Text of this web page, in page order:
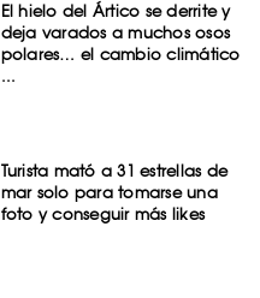
El hielo del Ártico se derrite y
deja varados a muchos osos
polares… el cambio climático
...
Turista mató a 31 estrellas de
mar solo para tomarse una
foto y conseguir más likes